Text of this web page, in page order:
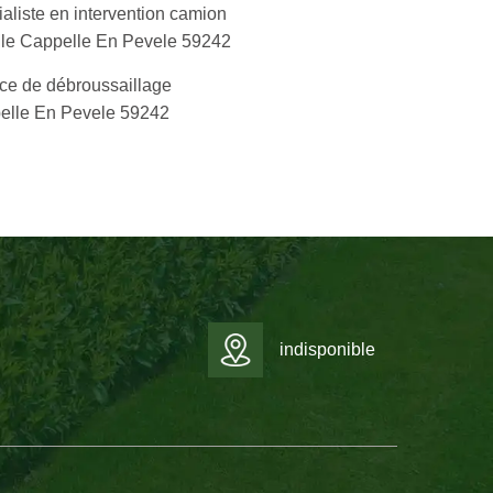
en intervention camion
Cappelle En Pevele 59242
de débroussaillage
En Pevele 59242
indisponible